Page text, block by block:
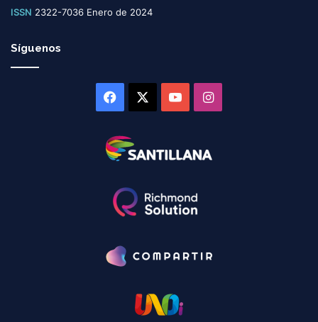
ISSN 2322-7036 Enero de 2024
Síguenos
Facebook YouTubeInstagram